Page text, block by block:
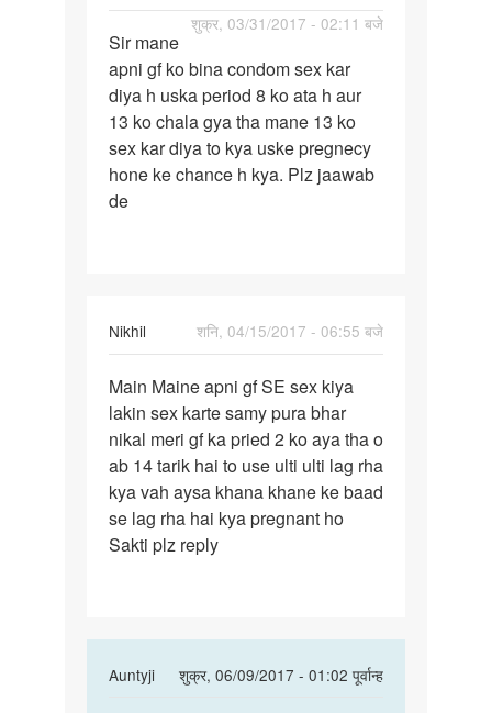
शुक्र, 03/31/2017 - 02:11 बजे
Sir
mane
apni
gf
ko
bina
Sir mane
apni gf ko bina condom sex kar
diya h uska period 8 ko ata h aur
13 ko chala gya tha mane 13 ko
sex kar diya to kya uske pregnecy
hone ke chance h kya. Plz jaawab
de
Nikhil
शनि, 04/15/2017 - 06:55 बजे
Main
Maine
apni
gf
SE
sex
Main Maine apni gf SE sex kiya
lakin sex karte samy pura bhar
nikal meri gf ka pried 2 ko aya tha o
ab 14 tarik hai to use ulti ulti lag rha
kya vah aysa khana khane ke baad
se lag rha hai kya pregnant ho
Sakti plz reply
Auntyji
शुक्र, 06/09/2017 - 01:02 पूर्वान्ह
In